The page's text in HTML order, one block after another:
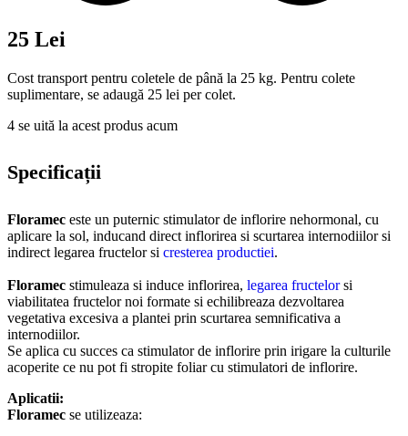
25 Lei
Cost transport pentru coletele de până la 25 kg. Pentru colete
suplimentare, se adaugă 25 lei per colet.
4 se uită la acest produs acum
Specificații
Floramec este un puternic stimulator de inflorire nehormonal, cu
aplicare la sol, inducand direct inflorirea si scurtarea internodiilor si
indirect legarea fructelor si cresterea productiei.
Floramec stimuleaza si induce inflorirea, legarea fructelorsi
viabilitatea fructelor noi formate si echilibreaza dezvoltarea
vegetativa excesiva a plantei prin scurtarea semnificativa a
internodiilor.
Se aplica cu succes ca stimulator de inflorire prin irigare la culturile
acoperite ce nu pot fi stropite foliar cu stimulatori de inflorire.
Aplicatii:
Floramec se utilizeaza: